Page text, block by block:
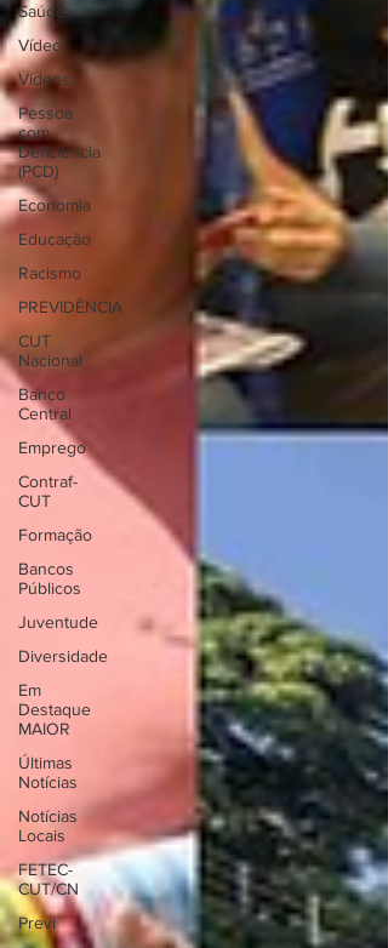
Saúde
Vídeo
Vídeos
Pessoa
com
Deficiência
(PCD)
Economia
Educação
Racismo
PREVIDÊNCIA
CUT
Nacional
Banco
Central
Emprego
Contraf-
CUT
Formação
Bancos
Públicos
Juventude
Diversidade
Em
Destaque
MAIOR
Últimas
Notícias
Notícias
Locais
FETEC-
CUT/CN
Previ